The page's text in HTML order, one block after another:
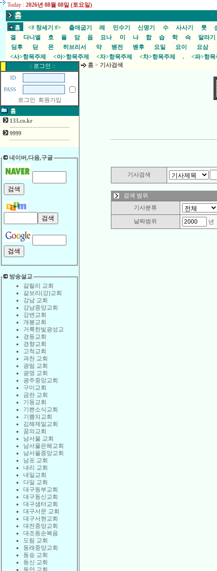
Today : 2026년 08월 08일 (토요일)
홈
홈 <# 창세기 #> 출애굽기 레 민수기 신명기 수 사사기 룻
겔
다니엘 호 욜 암 옵 요나 미 나 합 습 학 슥
말라기
딤후
딛 몬 히브리서 약 벧전 벧후 요일 요이 요삼
<사>항목주제
<아>항목주제 <자>항목주제 <차>항목주제 .
<파>항
:: 로그인 ::
ID
PASS
로그인
회원가입
홈
133.co.kr
9999
네이버,다음,구글
방송설교
갈릴리 교회
갈보리(강)교회
강남 교회
강남중앙교회
강변교회
개봉교회
거룩한빛광성교
경동교회
경향교회
고척교회
과천 교회
광림 교회
광명 교회
광주중앙교회
구미교회
금란 교회
기둥교회
기쁜소식교회
기쁨의교회
김해제일교회
꿈의교회
남서울 교회
남서울은혜교회
남서울중앙교회
남포 교회
내리 교회
내일교회
다일 교회
대구동부교회
대구동신교회
대구샘터교회
대구서문 교회
대구서현교회
대전중앙교회
대조동순복음
도림 교회
동래중앙교회
동숭 교회
동신 교회
동안 교회
홈 > 기사검색
기사검색
검색 범위
기사분류
날짜범위